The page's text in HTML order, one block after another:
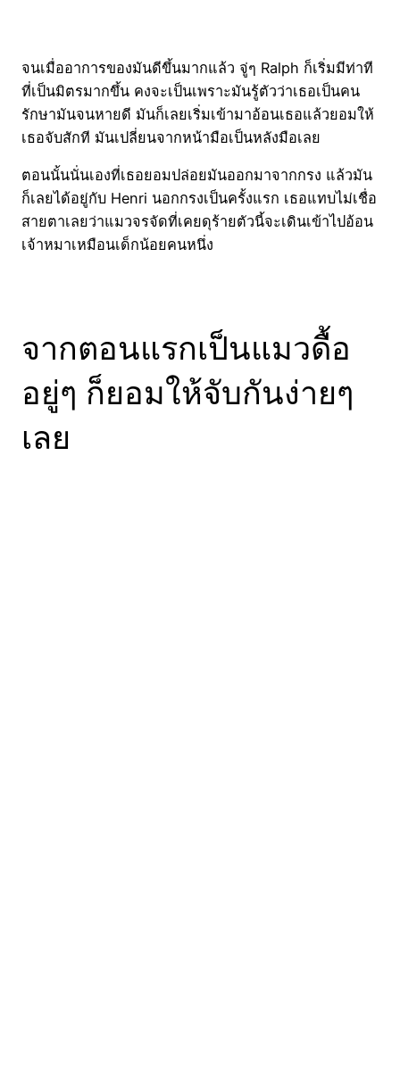
จนเมื่ออาการของมันดีขึ้นมากแล้ว จู่ๆ Ralph ก็เริ่มมีท่าที
ที่เป็นมิตรมากขึ้น คงจะเป็นเพราะมันรู้ตัวว่าเธอเป็นคน
รักษามันจนหายดี มันก็เลยเริ่มเข้ามาอ้อนเธอแล้วยอมให้
เธอจับสักที มันเปลี่ยนจากหน้ามือเป็นหลังมือเลย
ตอนนั้นนั่นเองที่เธอยอมปล่อยมันออกมาจากกรง แล้วมัน
ก็เลยได้อยู่กับ Henri นอกกรงเป็นครั้งแรก เธอแทบไม่เชื่อ
สายตาเลยว่าแมวจรจัดที่เคยดุร้ายตัวนี้จะเดินเข้าไปอ้อน
เจ้าหมาเหมือนเด็กน้อยคนหนึ่ง
จากตอนแรกเป็นแมวดื้อ
อยู่ๆ ก็ยอมให้จับกันง่ายๆ
เลย